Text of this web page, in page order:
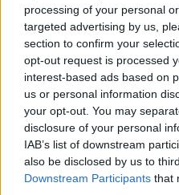
processing of your personal
targeted advertising by us,
section to confirm your
opt-out request is processed
interest-based ads based on
us or personal information
your opt-out. You may
disclosure of your personal
IAB’s list of downstream
also be disclosed by us to
Downstream Participants that